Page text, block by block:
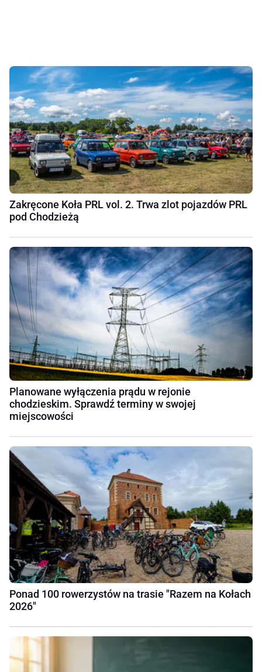
Zakręcone Koła PRL vol. 2. Trwa zlot pojazdów PRL
pod Chodzieżą
Planowane wyłączenia prądu w rejonie
chodzieskim. Sprawdź terminy w swojej
miejscowości
Ponad 100 rowerzystów na trasie "Razem na Kołach
2026"